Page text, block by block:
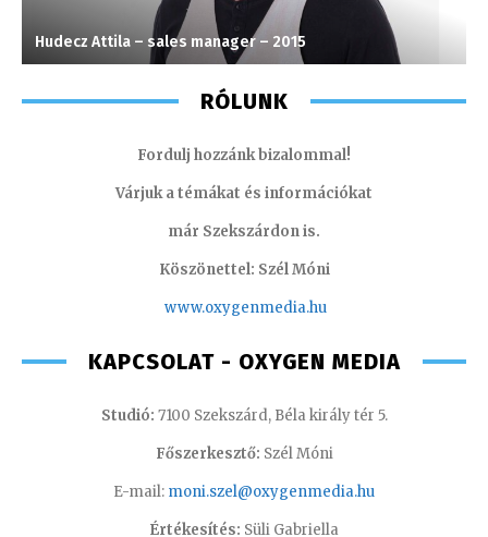
Hudecz Attila – sales manager – 2015
RÓLUNK
Fordulj hozzánk bizalommal!
Várjuk a témákat és információkat
már Szekszárdon is.
Köszönettel: Szél Móni
www.oxygenmedia.hu
KAPCSOLAT - OXYGEN MEDIA
Studió: 7100 Szekszárd, Béla király tér 5.
Főszerkesztő: Szél Móni
E-mail: moni.szel@oxygenmedia.hu
Értékesítés: Süli Gabriella